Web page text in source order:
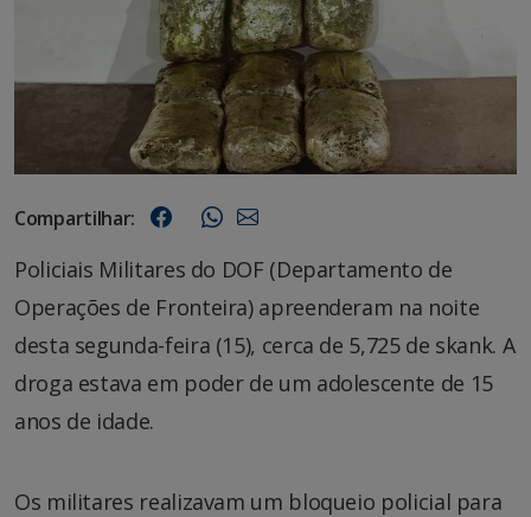
Compartilhar:
Policiais Militares do DOF (Departamento de
Operações de Fronteira) apreenderam na noite
desta segunda-feira (15), cerca de 5,725 de skank. A
droga estava em poder de um adolescente de 15
anos de idade.
Os militares realizavam um bloqueio policial para